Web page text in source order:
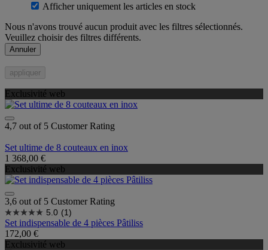
Afficher uniquement les articles en stock
Nous n'avons trouvé aucun produit avec les filtres sélectionnés.
Veuillez choisir des filtres différents.
Annuler
appliquer
Exclusivité web
4,7 out of 5 Customer Rating
Set ultime de 8 couteaux en inox
1 368,00 €
Exclusivité web
3,6 out of 5 Customer Rating
5.0 (1)
Set indispensable de 4 pièces Pâtiliss
172,00 €
Exclusivité web